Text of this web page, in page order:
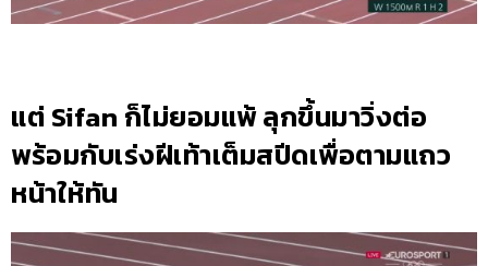
แต่ Sifan ก็ไม่ยอมแพ้ ลุกขึ้นมาวิ่งต่อ
พร้อมกับเร่งฝีเท้าเต็มสปีดเพื่อตามแถว
หน้าให้ทัน